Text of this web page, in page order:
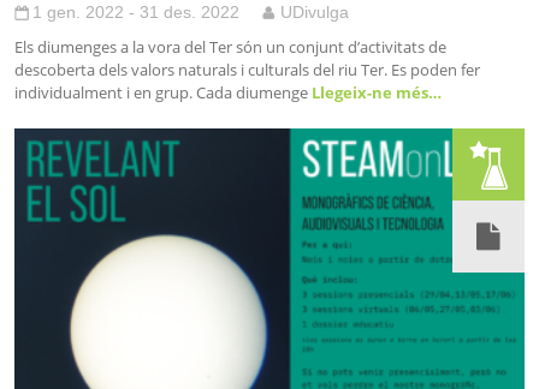
1 gen. 2022 - 31 des. 2022 UDivulga
Els diumenges a la vora del Ter són un conjunt d’activitats de
descoberta dels valors naturals i culturals del riu Ter. Es poden fer
individualment i en grup. Cada diumenge Llegeix-ne més…